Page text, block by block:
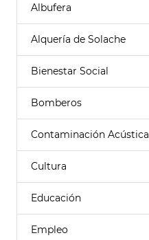
Albufera
Alquería de Solache
Bienestar Social
Bomberos
Contaminación Acústica
Cultura
Educación
Empleo